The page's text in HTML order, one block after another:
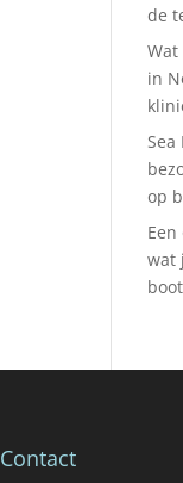
de
in
Sea
op
wat
Contact